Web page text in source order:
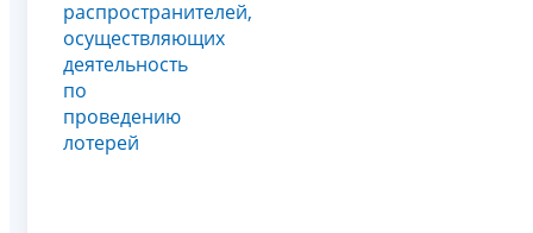
распространителей,
осуществляющих
деятельность
по
проведению
лотерей